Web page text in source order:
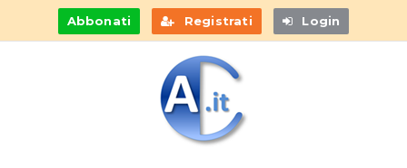
Abbonati Registrati Login